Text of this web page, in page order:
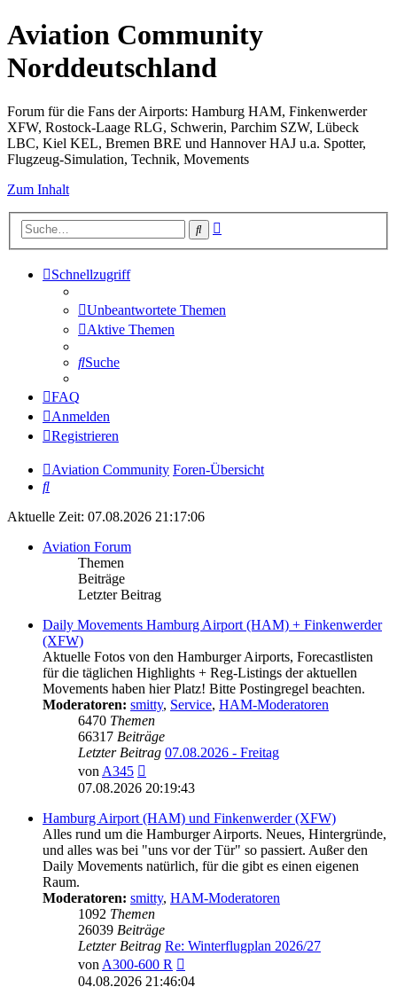
Aviation Community
Norddeutschland
Forum für die Fans der Airports: Hamburg HAM, Finkenwerder
XFW, Rostock-Laage RLG, Schwerin, Parchim SZW, Lübeck
LBC, Kiel KEL, Bremen BRE und Hannover HAJ u.a. Spotter,
Flugzeug-Simulation, Technik, Movements
Zum Inhalt
Suche
Schnellzugriff
Unbeantwortete Themen
Aktive Themen
Suche
FAQ
Anmelden
Registrieren
Aviation Community Foren-Übersicht
Suche
Aktuelle Zeit: 07.08.2026 21:17:06
Aviation Forum
Themen
Beiträge
Letzter Beitrag
Daily Movements Hamburg Airport (HAM) + Finkenwerder
(XFW)
Aktuelle Fotos von den Hamburger Airports, Forecastlisten
für die täglichen Highlights + Reg-Listings der aktuellen
Movements haben hier Platz! Bitte Postingregel beachten.
Moderatoren: smitty, Service, HAM-Moderatoren
6470 Themen
66317 Beiträge
Letzter Beitrag 07.08.2026 - Freitag
vonA345
Beitrag
07.08.2026 20:19:43
Hamburg Airport (HAM) und Finkenwerder (XFW)
Alles rund um die Hamburger Airports. Neues, Hintergründe,
und alles was bei "uns vor der Tür" so passiert. Außer den
Daily Movements natürlich, für die gibt es einen eigenen
Raum.
Moderatoren: smitty, HAM-Moderatoren
1092 Themen
26039 Beiträge
Letzter Beitrag Re: Winterflugplan 2026/27
vonA300-600 R
Beitrag
04.08.2026 21:46:04